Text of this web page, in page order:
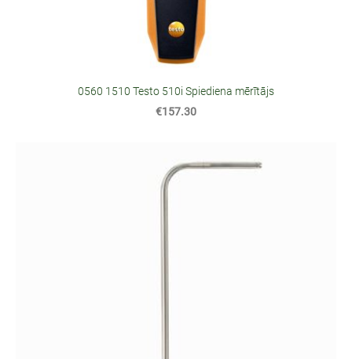
0560 1510 Testo 510i Spiediena mērītājs
€157.30